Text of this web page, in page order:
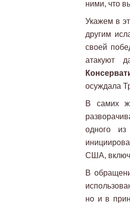
ними, что
Укажем в
другим
своей
атакуют
осуждала
В самих
одного
США,
В
но и в